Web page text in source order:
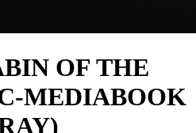
OF THE
MEDIABOOK